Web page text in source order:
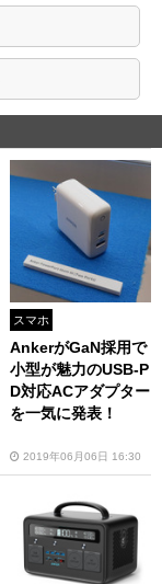
スマホ
AnkerがGaN採用で
小型が魅力のUSB-P
D対応ACアダプター
を一気に発表！
2019年06月06日 16:30